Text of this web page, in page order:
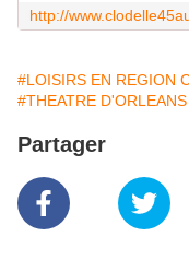
#LOISIRS EN REGION
#THEATRE D'ORLEANS
Partager